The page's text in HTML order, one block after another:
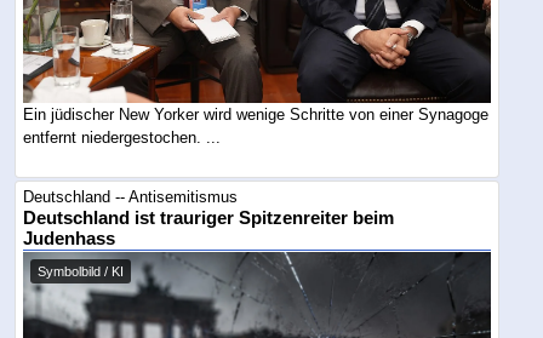
Ein jüdischer New Yorker wird wenige Schritte von einer Synagoge
entfernt niedergestochen. ...
Deutschland -- Antisemitismus
Deutschland ist trauriger Spitzenreiter beim
Judenhass
Symbolbild / KI